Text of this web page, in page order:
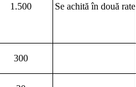
1.500 Se achită în două rate
300